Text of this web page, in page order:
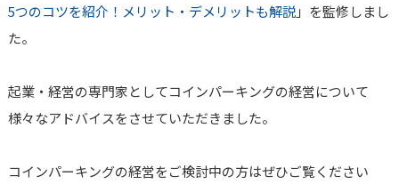
5つのコツを紹介！メリット・デメリットも解説」を監修しまし
た。
起業・経営の専門家としてコインパーキングの経営について
様々なアドバイスをさせていただきました。
コインパーキングの経営をご検討中の方はぜひご覧ください